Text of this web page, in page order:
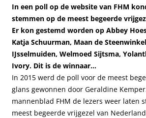
In een poll op de website van FHM
stemmen op de meest begeerde
Er kon gestemd worden op Abbey
Katja Schuurman, Maan de
IJsselmuiden, Welmoed Sijtsma,
Ivory. Dit is de winnaar…
In 2015 werd de poll voor de meest
glans gewonnen door Geraldine
mannenblad FHM de lezers weer laten
meest begeerde vrijgezel van